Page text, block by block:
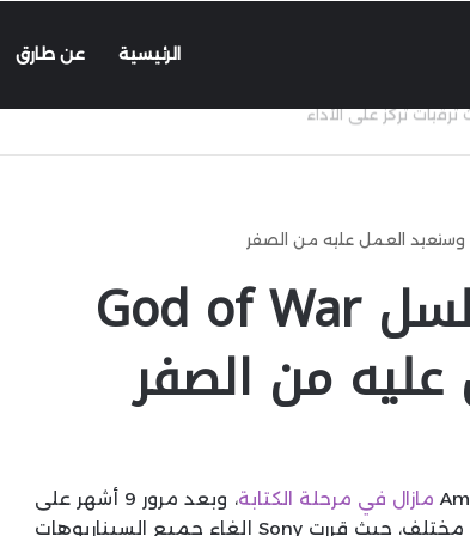
الرئيسية عن طارق
تقرير: Sony أوقفت مسلسل God of War
من الصفر
مازال في مرحلة الكتابة
، وبعد مرور 9 أشهر على
هذا الإعلان، مازال المسلسل في نفس المرحلة ولكن بشكل مختلف، حيث قررت Sony إلغاء جميع السيناريوهات